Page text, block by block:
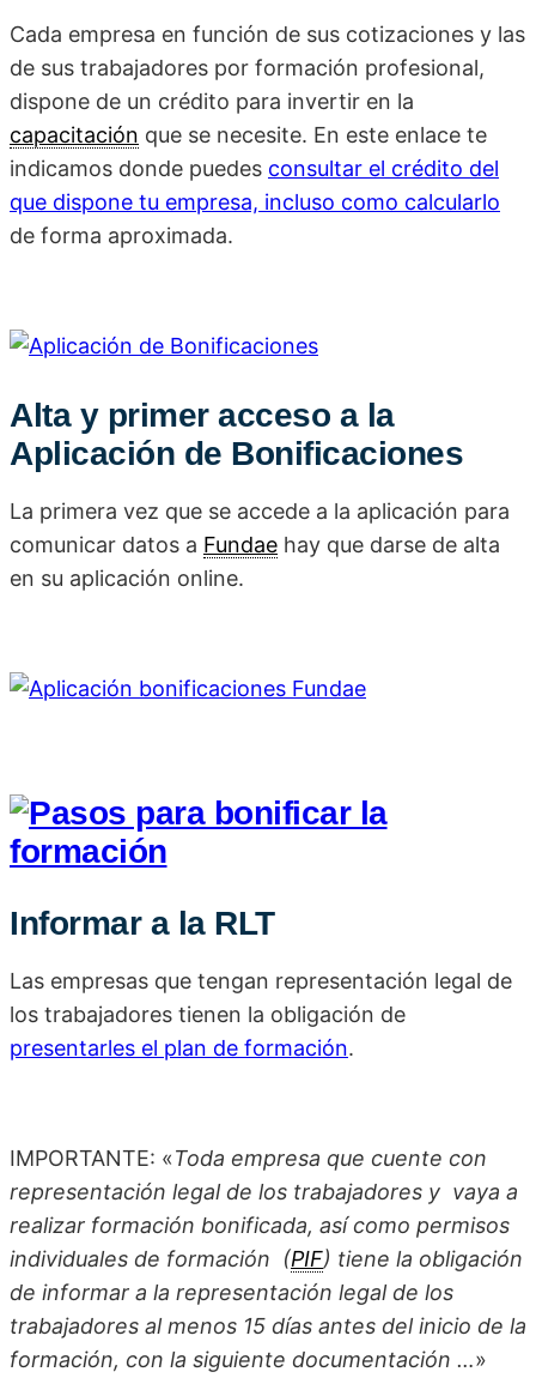
Cada empresa en función de sus cotizaciones y las
de sus trabajadores por formación profesional,
dispone de un crédito para invertir en la
capacitación que se necesite. En este enlace te
indicamos donde puedes consultar el crédito del
que dispone tu empresa, incluso como calcularlo
de forma aproximada.
Alta y primer acceso a la
Aplicación de Bonificaciones
La primera vez que se accede a la aplicación para
comunicar datos a Fundae hay que darse de alta
en su aplicación online.
Informar a la RLT
Las empresas que tengan representación legal de
los trabajadores tienen la obligación de
presentarles el plan de formación.
IMPORTANTE: «Toda empresa que cuente con
representación legal de los trabajadores y vaya a
realizar formación bonificada, así como permisos
individuales de formación (PIF) tiene la obligación
de informar a la representación legal de los
trabajadores al menos 15 días antes del inicio de la
formación, con la siguiente documentación …»